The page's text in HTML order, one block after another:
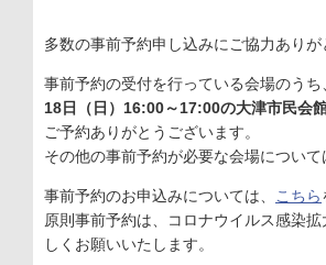
多数の事前予約申し込みにご協力ありが
事前予約の受付を行っている会場のうち
18日（日）16:00～17:00の大津市民会館
ご予約ありがとうございます。
その他の事前予約が必要な会場につい
事前予約のお申込みについては、 こちら
原則事前予約は、コロナウイルス感染
しくお願いいたします。